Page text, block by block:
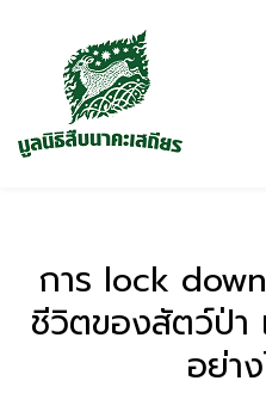
การ lock
ชีวิตของสัตว์ป่า
อย่า